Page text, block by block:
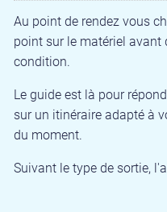
Au point de rendez vous
point sur le matériel avant
condition.
Le guide est là pour
sur un itinéraire adapté à
du moment.
Suivant le type de sortie,